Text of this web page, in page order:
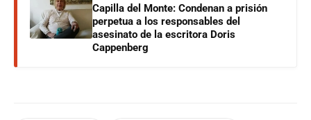
Capilla del Monte: Condenan a prisión
perpetua a los responsables del
asesinato de la escritora Doris
Cappenberg